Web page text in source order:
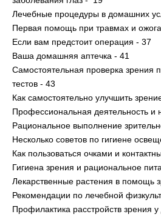
Лечебные процедуры в домашних
Первая помощь при травмах и
Если вам предстоит операция - 37
Ваша домашняя аптечка - 41
Самостоятельная проверка
тестов - 43
Как самостоятельно улучшить
Профессиональная деятельность и
Рациональное выполнение
Несколько советов по гигиене
Как пользоваться очками и
Гигиена зрения и рациональное
Лекарственные растения в помощь
Рекомендации по лечебной
Профилактика расстройств зрения у